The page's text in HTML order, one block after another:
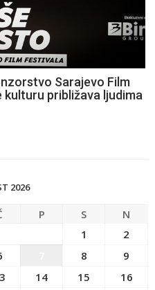
Sarajevo Film
približava ljudima
2026
P S
N
1
2
8
9
14 15
16